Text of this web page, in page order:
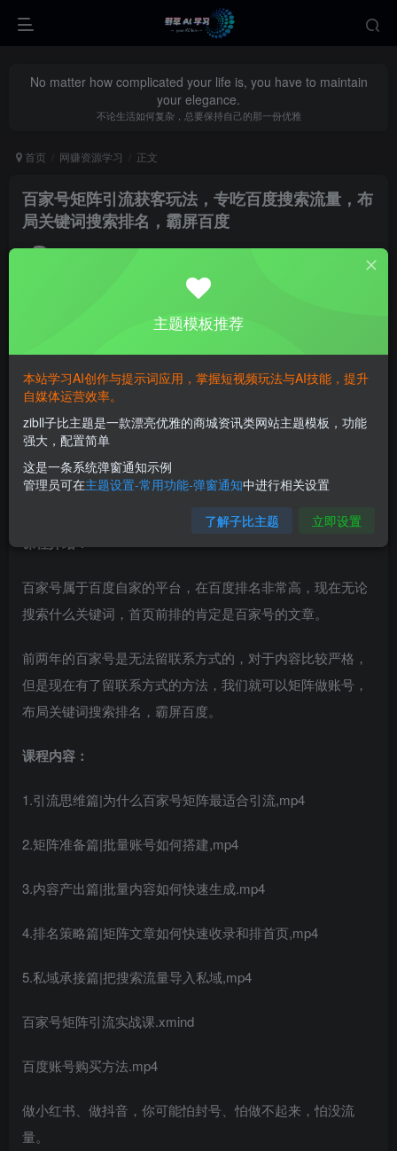
No matter how complicated your life is, you have to maintain
your elegance.
不论生活如何复杂，总要保持自己的那一份优雅
首页 网赚资源学习 正文
百家号矩阵引流获客玩法，专吃百度搜索流量，布
局关键词搜索排名，霸屏百度
私信
课程介绍：
百家号属于百度自家的平台，在百度排名非常高，现在无论
搜索什么关键词，首页前排的肯定是百家号的文章。
前两年的百家号是无法留联系方式的，对于内容比较严格，
但是现在有了留联系方式的方法，我们就可以矩阵做账号，
布局关键词搜索排名，霸屏百度。
课程内容：
1.引流思维篇|为什么百家号矩阵最适合引流,mp4
2.矩阵准备篇|批量账号如何搭建,mp4
3.内容产出篇|批量内容如何快速生成.mp4
4.排名策略篇|矩阵文章如何快速收录和排首页,mp4
5.私域承接篇|把搜索流量导入私域,mp4
百家号矩阵引流实战课.xmind
百度账号购买方法.mp4
做小红书、做抖音，你可能怕封号、怕做不起来，怕没流
量。
主题模板推荐
本站学习AI创作与提示词应用，掌握短视频玩法与AI技能，提升
自媒体运营效率。
zibll子比主题是一款漂亮优雅的商城资讯类网站主题模板，功能
强大，配置简单
这是一条系统弹窗通知示例
管理员可在主题设置-常用功能-弹窗通知中进行相关设置
了解子比主题 立即设置